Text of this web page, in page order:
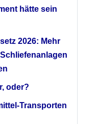
hätte sein
2026: Mehr
oder?
Transporten